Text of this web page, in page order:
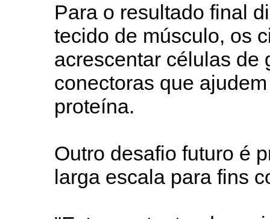
Para o resultado final
tecido de músculo, os
acrescentar células de
conectoras que
proteína.
Outro desafio futuro é
larga escala para fins